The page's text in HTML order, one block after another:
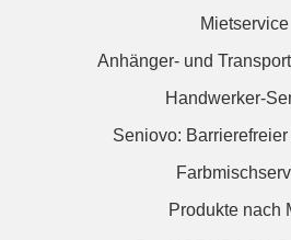
Mietservice
Anhänger- und
Handwerker-
Seniovo:
Produkte nach